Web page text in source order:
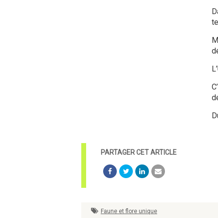
Faune et flore unique